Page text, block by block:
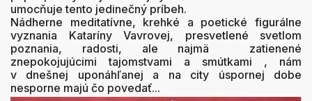
umocňuje tento jedinečný príbeh.
Nádherne meditatívne, krehké a poetické figurálne
vyznania Kataríny Vavrovej, presvetlené svetlom
poznania, radosti, ale najmä zatienené
znepokojujúcimi tajomstvami a smútkami , nám
v dnešnej uponáhľanej a na city úspornej dobe
nesporne majú čo povedať...